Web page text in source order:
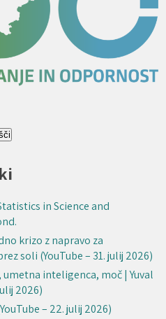
in Science and
krizo z napravo za
soli (YouTube – 31. julij 2026)
inteligenca, moč | Yuval
2026)
– 22. julij 2026)